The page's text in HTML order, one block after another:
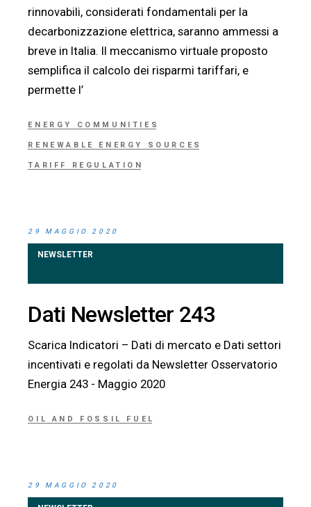
rinnovabili, considerati fondamentali per la
decarbonizzazione elettrica, saranno ammessi a
breve in Italia. Il meccanismo virtuale proposto
semplifica il calcolo dei risparmi tariffari, e
permette l’
ENERGY COMMUNITIES
RENEWABLE ENERGY SOURCES
TARIFF REGULATION
29 MAGGIO 2020
NEWSLETTER
Dati Newsletter 243
Scarica Indicatori – Dati di mercato e Dati settori
incentivati e regolati da Newsletter Osservatorio
Energia 243 - Maggio 2020
OIL AND FOSSIL FUEL
29 MAGGIO 2020